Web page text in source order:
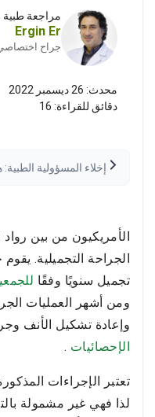
مراجعة
Ergin Er
جراح
محدث: 26 ديسمبر 2022
دقائق للقراءة: 16
إخلاء المسؤولية
الأمريكيون من بين رواد
تجميل سنويًا وفقًا
ومن أشهر العمليات
وإعادة تشكيل الأنف
الإحصائيات .
تعتبر الإجراءات
لذا فهي غير مشمولة